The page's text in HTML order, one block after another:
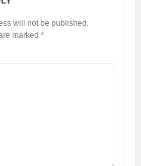
will not be published.
marked *